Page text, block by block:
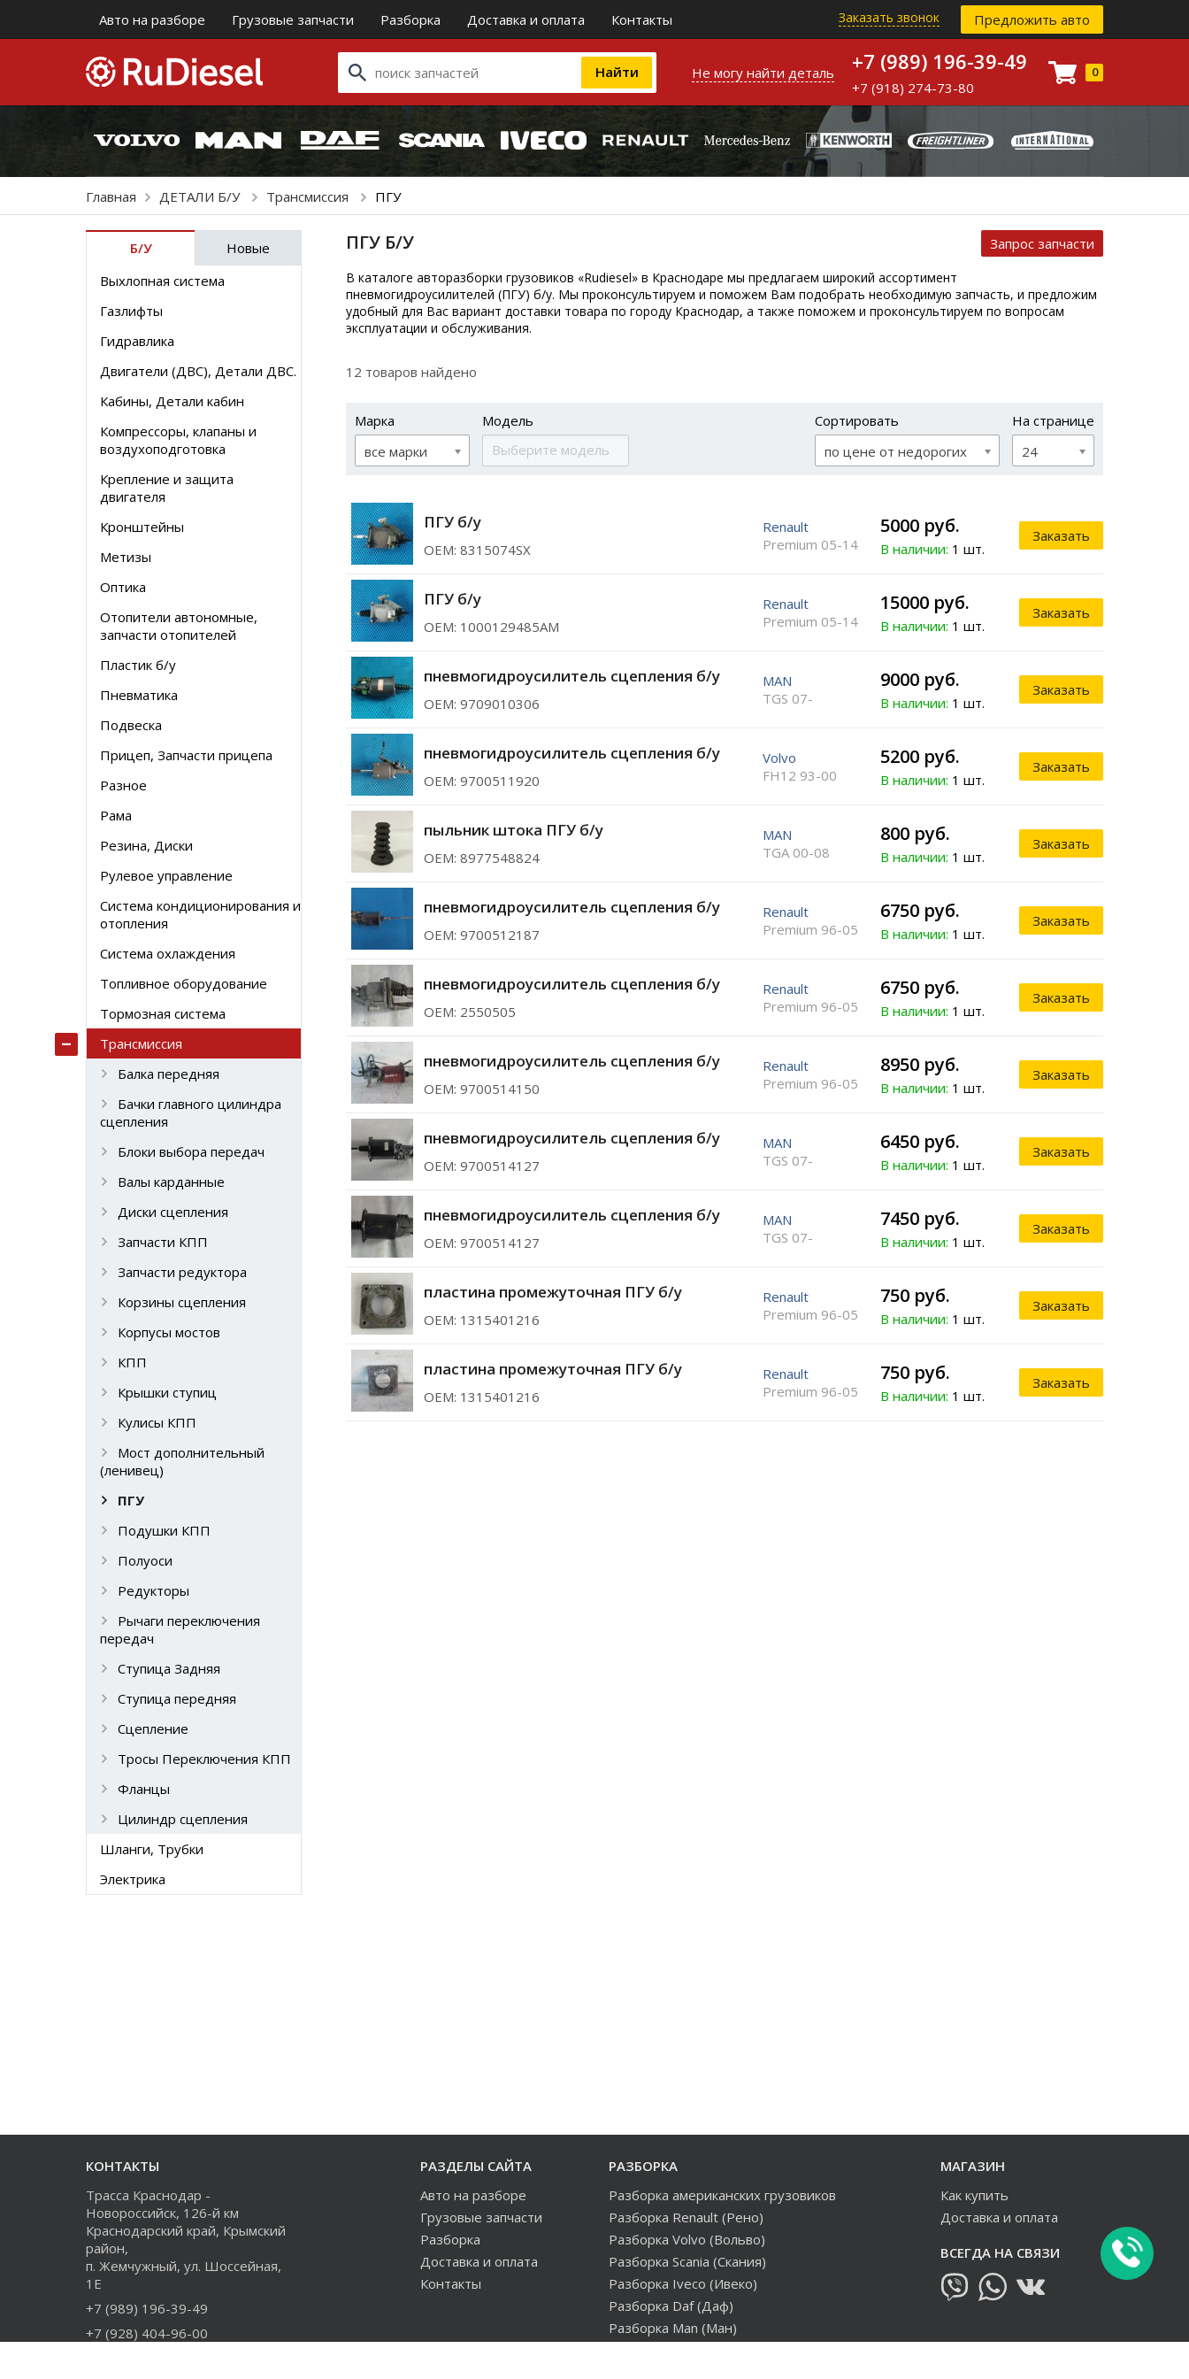
Авто на разборе Грузовые запчасти Разборка Доставка и оплата Контакты Заказать звонок Предложить авто
Не могу найти деталь +7 (989) 196-39-49
+7 (918) 274-73-80
0
Главная ДЕТАЛИ Б/У Трансмиссия ПГУ
Б/У
Новые
Выхлопная система
Газлифты
Гидравлика
Двигатели (ДВС), Детали ДВС.
Кабины, Детали кабин
Компрессоры, клапаны и
воздухоподготовка
Крепление и защита
двигателя
Кронштейны
Метизы
Оптика
Отопители автономные,
запчасти отопителей
Пластик б/у
Пневматика
Подвеска
Прицеп, Запчасти прицепа
Разное
Рама
Резина, Диски
Рулевое управление
Система кондиционирования и
отопления
Система охлаждения
Топливное оборудование
Тормозная система
Трансмиссия
Балка передняя
Бачки главного цилиндра
сцепления
Блоки выбора передач
Валы карданные
Диски сцепления
Запчасти КПП
Запчасти редуктора
Корзины сцепления
Корпусы мостов
КПП
Крышки ступиц
Кулисы КПП
Мост дополнительный
(ленивец)
ПГУ
Подушки КПП
Полуоси
Редукторы
Рычаги переключения
передач
Ступица Задняя
Ступица передняя
Сцепление
Тросы Переключения КПП
Фланцы
Цилиндр сцепления
Шланги, Трубки
Электрика
ПГУ Б/У Запрос запчасти
В каталоге авторазборки грузовиков «Rudiesel» в Краснодаре мы предлагаем широкий ассортимент
пневмогидроусилителей (ПГУ) б/у. Мы проконсультируем и поможем Вам подобрать необходимую запчасть, и предложим
удобный для Вас вариант доставки товара по городу Краснодар, а также поможем и проконсультируем по вопросам
эксплуатации и обслуживания.
12 товаров найдено
Марка
все марки
Модель
Сортировать
по цене от недорогих
На странице
24
ПГУ б/у
ОЕМ: 8315074SX
Renault
Premium 05-14
5000 руб.
В наличии: 1 шт.
Заказать
ПГУ б/у
ОЕМ: 1000129485AM
Renault
Premium 05-14
15000 руб.
В наличии: 1 шт.
Заказать
пневмогидроусилитель сцепления б/у
ОЕМ: 9709010306
MAN
TGS 07-
9000 руб.
В наличии: 1 шт.
Заказать
пневмогидроусилитель сцепления б/у
ОЕМ: 9700511920
Volvo
FH12 93-00
5200 руб.
В наличии: 1 шт.
Заказать
пыльник штока ПГУ б/у
ОЕМ: 8977548824
MAN
TGA 00-08
800 руб.
В наличии: 1 шт.
Заказать
пневмогидроусилитель сцепления б/у
ОЕМ: 9700512187
Renault
Premium 96-05
6750 руб.
В наличии: 1 шт.
Заказать
пневмогидроусилитель сцепления б/у
ОЕМ: 2550505
Renault
Premium 96-05
6750 руб.
В наличии: 1 шт.
Заказать
пневмогидроусилитель сцепления б/у
ОЕМ: 9700514150
Renault
Premium 96-05
8950 руб.
В наличии: 1 шт.
Заказать
пневмогидроусилитель сцепления б/у
ОЕМ: 9700514127
MAN
TGS 07-
6450 руб.
В наличии: 1 шт.
Заказать
пневмогидроусилитель сцепления б/у
ОЕМ: 9700514127
MAN
TGS 07-
7450 руб.
В наличии: 1 шт.
Заказать
пластина промежуточная ПГУ б/у
ОЕМ: 1315401216
Renault
Premium 96-05
750 руб.
В наличии: 1 шт.
Заказать
пластина промежуточная ПГУ б/у
ОЕМ: 1315401216
Renault
Premium 96-05
750 руб.
В наличии: 1 шт.
Заказать
КОНТАКТЫ
Трасса Краснодар -
Новороссийск, 126-й км
Краснодарский край, Крымский
район,
п. Жемчужный, ул. Шоссейная,
1Е
+7 (989) 196-39-49
+7 (928) 404-96-00
РАЗДЕЛЫ САЙТА
Авто на разборе
Грузовые запчасти
Разборка
Доставка и оплата
Контакты
РАЗБОРКА
Разборка американских грузовиков
Разборка Renault (Рено)
Разборка Volvo (Вольво)
Разборка Scania (Скания)
Разборка Iveco (Ивеко)
Разборка Daf (Даф)
Разборка Man (Ман)
МАГАЗИН
Как купить
Доставка и оплата
ВСЕГДА НА СВЯЗИ